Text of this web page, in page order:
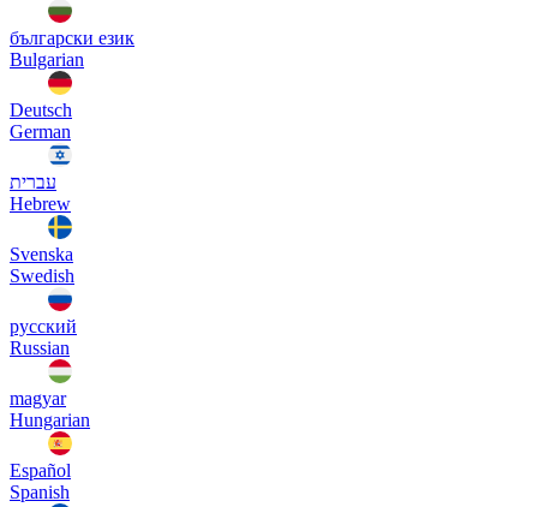
български език
Bulgarian
Deutsch
German
עברית
Hebrew
Svenska
Swedish
русский
Russian
magyar
Hungarian
Español
Spanish